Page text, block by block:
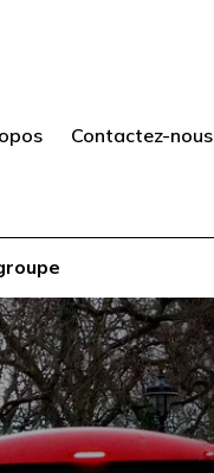
Contactez-nous